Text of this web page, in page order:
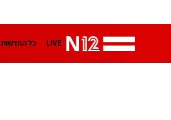
LIVE כל החדשות